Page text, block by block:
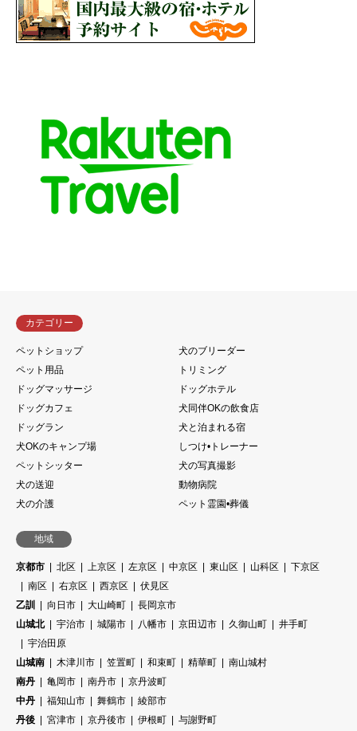
カテゴリー
ペットショップ
犬のブリーダー
ペット用品
トリミング
ドッグマッサージ
ドッグホテル
ドッグカフェ
犬同伴OKの飲食店
ドッグラン
犬と泊まれる宿
犬OKのキャンプ場
しつけ•トレーナー
ペットシッター
犬の写真撮影
犬の送迎
動物病院
犬の介護
ペット霊園•葬儀
地域
京都市 北区 上京区 左京区 中京区 東山区 山科区
下京区
南区
右京区 西京区
伏見区
乙訓
向日市 大山崎町
長岡京市
山城北
宇治市 城陽市 八幡市 京田辺市 久御山町
井手町
宇治田原
山城南
木津川市 笠置町 和束町 精華町
南山城村
南丹
亀岡市 南丹市
京丹波町
中丹
福知山市 舞鶴市
綾部市
丹後
宮津市 京丹後市 伊根町 与謝野町